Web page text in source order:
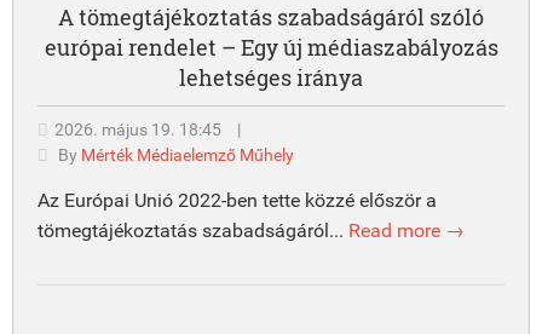
A tömegtájékoztatás szabadságáról szóló
európai rendelet – Egy új médiaszabályozás
lehetséges iránya
2026. május 19. 18:45
|
By Mérték Médiaelemző Műhely
Az Európai Unió 2022-ben tette közzé először a
tömegtájékoztatás szabadságáról... Read more →